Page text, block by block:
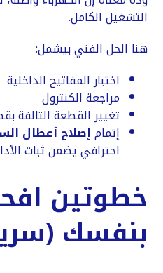
التشغيل الكامل.
هنا الحل الفني بيشمل:
اختبار المفاتيح الداخلية
مراجعة الكنترول
تغيير القطعة التالفة
إتمامإصلاح أعطال
احترافي يضمن ثبات
خطوتين
بنفسك